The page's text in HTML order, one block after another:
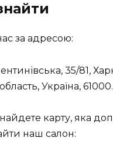
за адресою:
35/81,
Україна, 61000.
карту, яка
наш салон: